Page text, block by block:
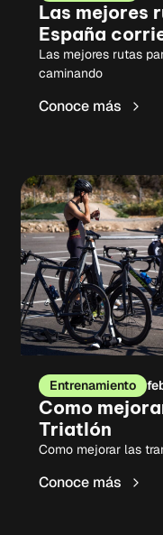
Las mejores
España
Las mejores rutas
caminando
Conoce más
Entrenamiento
Como
Triatlón
Como mejorar las
Conoce más